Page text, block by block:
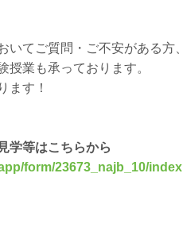
いてご質問・ご不安がある方
授業も承っております。
ます！
学等はこちらから
form/23673_najb_10/